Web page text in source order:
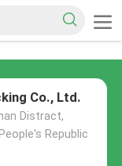
Co., Ltd.
Distract,
Republic